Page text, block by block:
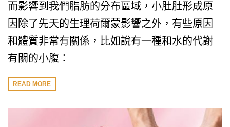
而影響到我們脂肪的分布區域，小肚肚形成原
因除了先天的生理荷爾蒙影響之外，有些原因
和體質非常有關係，比如說有一種和水的代謝
有關的小腹：
READ MORE